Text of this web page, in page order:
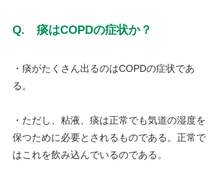
Q.　痰はCOPDの症状か？
・痰がたくさん出るのはCOPDの症状であ
る。
・ただし、粘液、痰は正常でも気道の湿度を
保つために必要とされるものである。正常で
はこれを飲み込んでいるのである。